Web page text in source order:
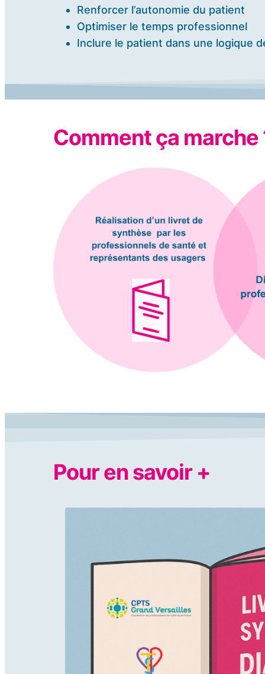
Renforcer l’autonomie du patient
Optimiser le temps professionnel
Inclure le patient dans une logique
Comment ça marche
Pour en savoir +